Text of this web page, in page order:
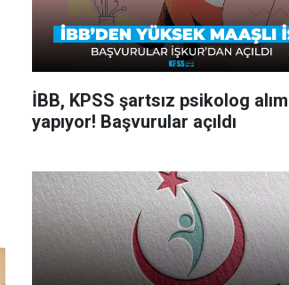
İBB, KPSS şartsız psikolog
yapıyor! Başvurular açıldı